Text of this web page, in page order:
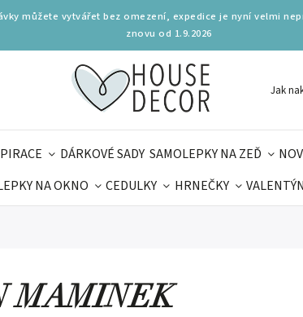
můžete vytvářet bez omezení, expedice je nyní velmi
znovu od 1.9.2026
Jak
DÁRKOVÉ SADY SAMOLEPKY NA ZEĎ
NA OKNO CEDULKY HRNEČKY VALENTÝN
MAMINEK